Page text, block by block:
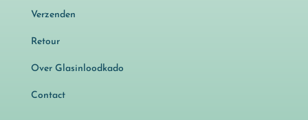
Verzenden
Retour
Over Glasinloodkado
Contact